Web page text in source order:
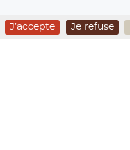
J’accepte Je refuse